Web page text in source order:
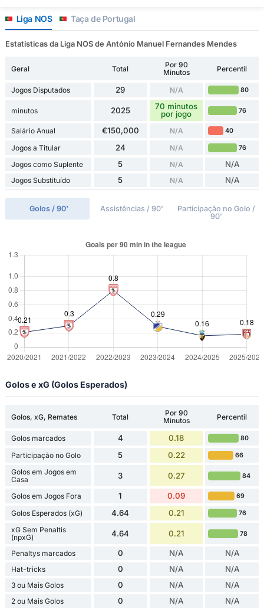
Liga NOS Taça de Portugal
Estatísticas da Liga NOS de António Manuel Fernandes Mendes
Geral Total
Por 90
Minutos
Percentil
Jogos Disputados 29 N/A 80
minutos 2025
70 minutos
por jogo
76
Salário Anual €150,000 N/A 40
Jogos a Titular 24 N/A 76
Jogos como Suplente 5 N/A N/A
Jogos Substituído 5 N/A N/A
Golos / 90' Assistências / 90'
Participação no Golo /
90'
Golos e xG (Golos Esperados)
Golos, xG, Remates Total
Por 90
Minutos
Percentil
Golos marcados 4 0.18 80
Participação no Golo 5 0.22 66
Golos em Jogos em
Casa
3 0.27 84
Golos em Jogos Fora 1 0.09 69
Golos Esperados (xG) 4.64 0.21 76
xG Sem Penaltis
(npxG)
4.64 0.21 78
Penaltys marcados 0 N/A N/A
Hat-tricks 0 N/A N/A
3 ou Mais Golos 0 N/A N/A
2 ou Mais Golos 0 N/A N/A